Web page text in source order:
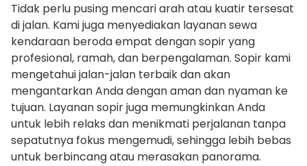
Tidak perlu pusing mencari arah atau kuatir tersesat
di jalan. Kami juga menyediakan layanan sewa
kendaraan beroda empat dengan sopir yang
profesional, ramah, dan berpengalaman. Sopir kami
mengetahui jalan-jalan terbaik dan akan
mengantarkan Anda dengan aman dan nyaman ke
tujuan. Layanan sopir juga memungkinkan Anda
untuk lebih relaks dan menikmati perjalanan tanpa
sepatutnya fokus mengemudi, sehingga lebih bebas
untuk berbincang atau merasakan panorama.